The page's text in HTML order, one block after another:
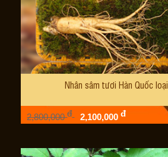
Nhân sâm tươi Hàn Quốc
2,800,000đ 2,100,000đ